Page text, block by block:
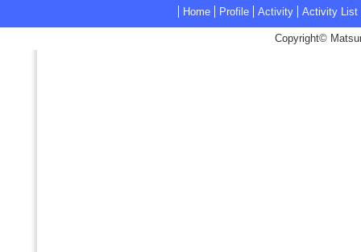
Home Profile Activity Activity List
Copyright©